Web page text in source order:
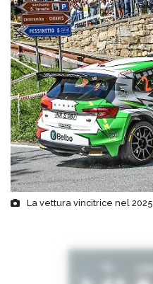
La vettura vincitrice nel 2025